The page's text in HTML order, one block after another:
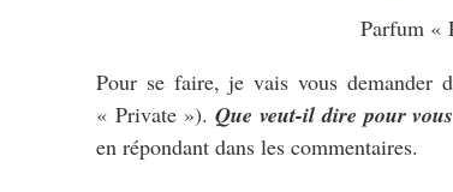
Parfum «
Pour se faire, je vais vous demander
« Private »).Que veut-il dire pour
en répondant dans les commentaires.